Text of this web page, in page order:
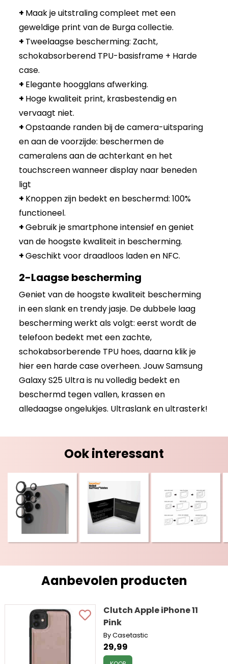
+ Maak je uitstraling compleet met een
geweldige print van de Burga collectie.
+ Tweelaagse bescherming: Zacht,
schokabsorberend TPU-basisframe + Harde
case.
+ Elegante hoogglans afwerking.
+ Hoge kwaliteit print, krasbestendig en
vervaagt niet.
+Opstaande randen bij de camera-uitsparing
en aan de voorzijde: beschermen de
cameralens aan de achterkant en het
touchscreen wanneer display naar beneden
ligt
+ Knoppen zijn bedekt en beschermd: 100%
functioneel.
+Gebruik je smartphone intensief en geniet
van de hoogste kwaliteit in bescherming.
+Geschikt voor draadloos laden en NFC.
2-Laagse bescherming
Geniet van de hoogste kwaliteit bescherming
in een slank en trendy jasje. De dubbele laag
bescherming werkt als volgt: eerst wordt de
telefoon bedekt met een zachte,
schokabsorberende TPU hoes, daarna klik je
hier een harde case overheen. Jouw Samsung
Galaxy S25 Ultra is nu volledig bedekt en
beschermd tegen vallen, krassen en
alledaagse ongelukjes. Ultraslank en ultrasterk!
Ook interessant
Aanbevolen producten
Clutch Apple iPhone 11
Pink
By Casetastic
29,99